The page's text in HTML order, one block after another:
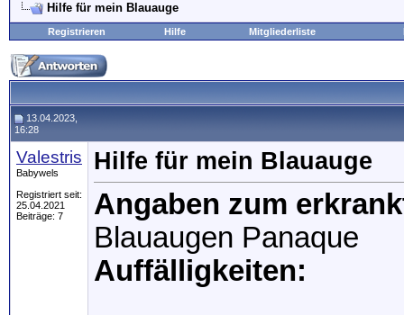
Hilfe für mein Blauauge
Registrieren Hilfe Mitgliederliste
13.04.2023,
16:28
Valestris
Babywels
Registriert seit:
25.04.2021
Beiträge: 7
Hilfe für mein Blauauge
Angaben zum
Blauaugen Panaque
Auffälligkeiten: